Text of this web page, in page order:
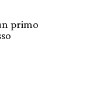
primo